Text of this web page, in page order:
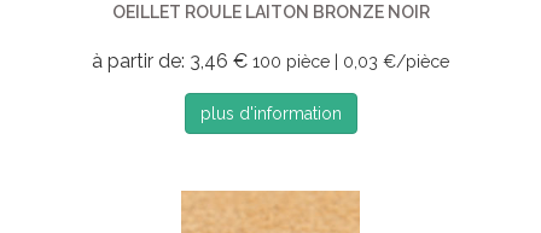
OEILLET ROULE LAITON BRONZE NOIR
à partir de: 3,46 € 100 pièce | 0,03 €/pièce
plus d'information